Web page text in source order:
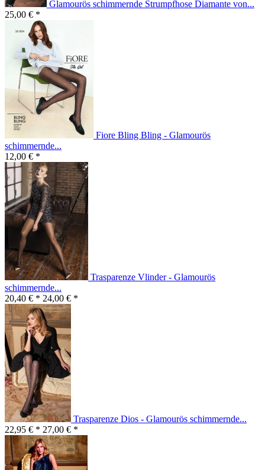
Glamourös schimmernde Strumpfhose Diamante von...
25,00 € *
Fiore Bling Bling - Glamourös
schimmernde...
12,00 € *
Trasparenze Vlinder - Glamourös
schimmernde...
20,40 € * 24,00 € *
Trasparenze Dios - Glamourös schimmernde...
22,95 € * 27,00 € *